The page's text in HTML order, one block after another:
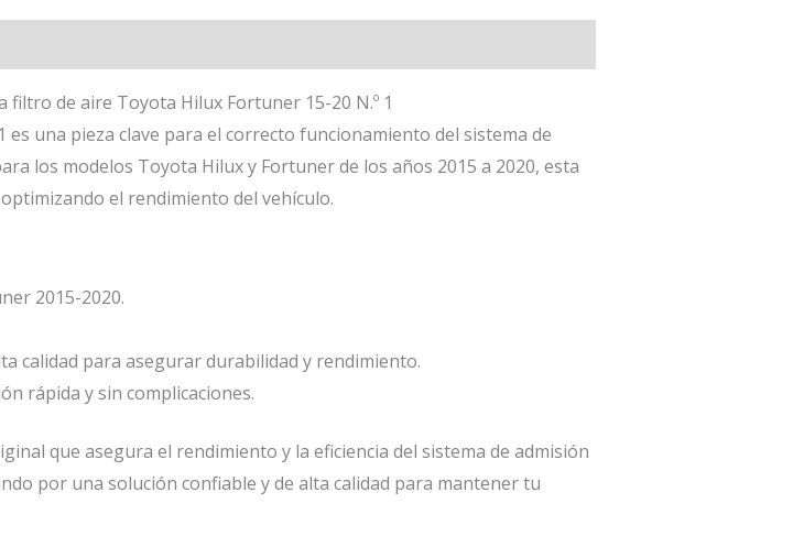
de aire Toyota Hilux Fortuner 15-20 N.º 1
una pieza clave para el correcto funcionamiento del sistema de
los modelos Toyota Hilux y Fortuner de los años 2015 a 2020, esta
el rendimiento del vehículo.
2015-2020.
calidad para asegurar durabilidad y rendimiento.
rápida y sin complicaciones.
que asegura el rendimiento y la eficiencia del sistema de admisión
por una solución confiable y de alta calidad para mantener tu